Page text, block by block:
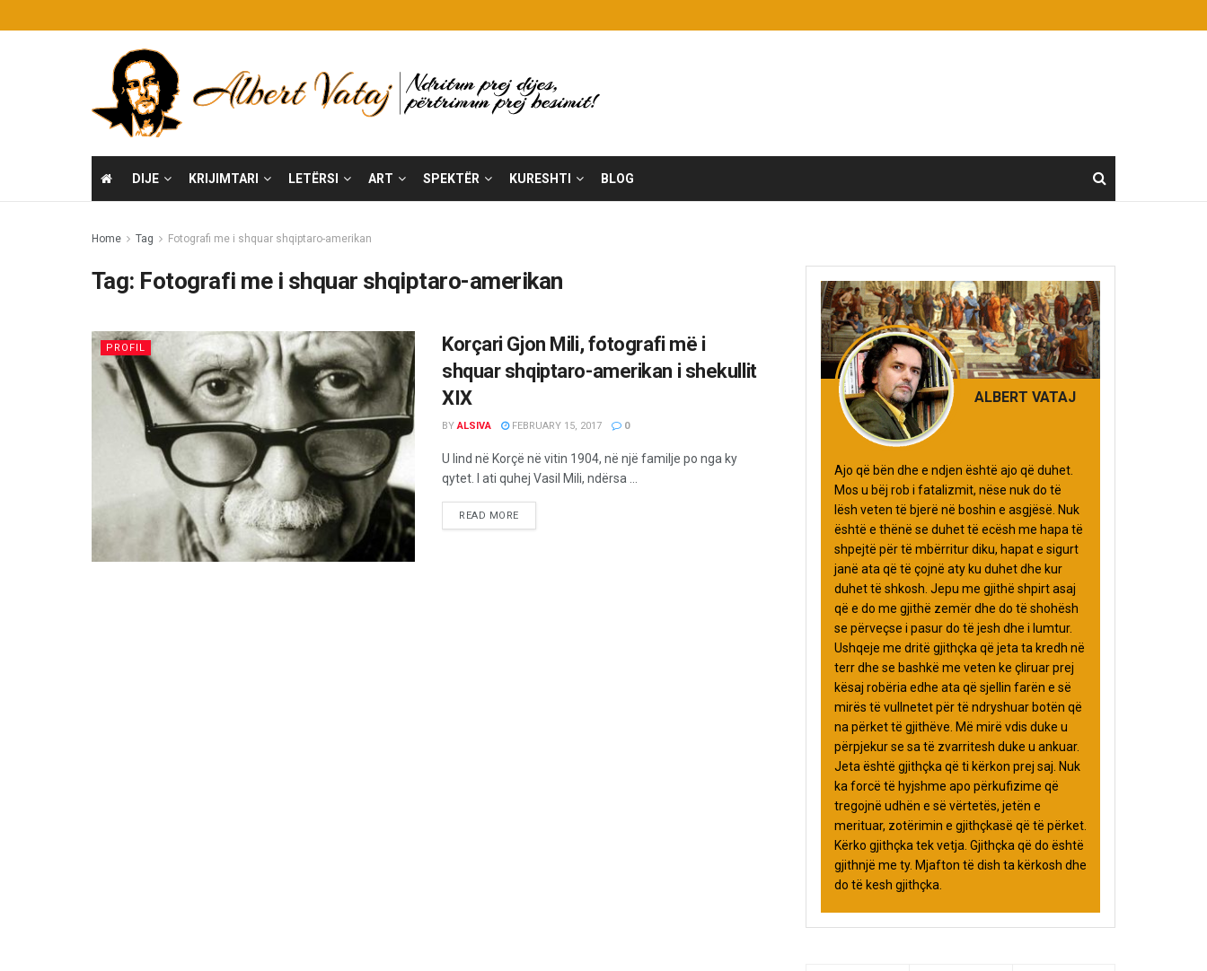
DIJE KRIJIMTARI LETËRSI ART SPEKTËR KURESHTI BLOG
Home Tag Fotografi me i shquar shqiptaro-amerikan
Tag: Fotografi me i shquar shqiptaro-amerikan
PROFIL
Korçari Gjon Mili, fotografi më i
shquar shqiptaro-amerikan i shekullit
XIX
BY ALSIVA FEBRUARY 15, 2017 0
U lind në Korçë në vitin 1904, në një familje po nga ky
qytet. I ati quhej Vasil Mili, ndërsa ...
READ MORE
ALBERT VATAJ
Ajo që bën dhe e ndjen është ajo që duhet.
Mos u bëj rob i fatalizmit, nëse nuk do të
lësh veten të bjerë në boshin e asgjësë. Nuk
është e thënë se duhet të ecësh me hapa të
shpejtë për të mbërritur diku, hapat e sigurt
janë ata që të çojnë aty ku duhet dhe kur
duhet të shkosh. Jepu me gjithë shpirt asaj
që e do me gjithë zemër dhe do të shohësh
se përveçse i pasur do të jesh dhe i lumtur.
Ushqeje me dritë gjithçka që jeta ta kredh në
terr dhe se bashkë me veten ke çliruar prej
kësaj robëria edhe ata që sjellin farën e së
mirës të vullnetet për të ndryshuar botën që
na përket të gjithëve. Më mirë vdis duke u
përpjekur se sa të zvarritesh duke u ankuar.
Jeta është gjithçka që ti kërkon prej saj. Nuk
ka forcë të hyjshme apo përkufizime që
tregojnë udhën e së vërtetës, jetën e
merituar, zotërimin e gjithçkasë që të përket.
Kërko gjithçka tek vetja. Gjithçka që do është
gjithnjë me ty. Mjafton të dish ta kërkosh dhe
do të kesh gjithçka.